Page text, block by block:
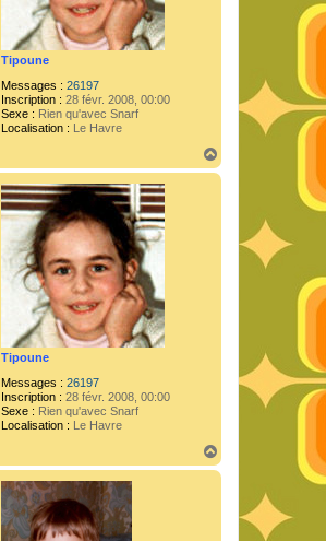
Tipoune
Messages : 26197
Inscription : 28 févr. 2008, 00:00
Sexe : Rien qu'avec Snarf
Localisation : Le Havre
a
u
Tipoune
Messages : 26197
Inscription : 28 févr. 2008, 00:00
Sexe : Rien qu'avec Snarf
Localisation : Le Havre
a
u